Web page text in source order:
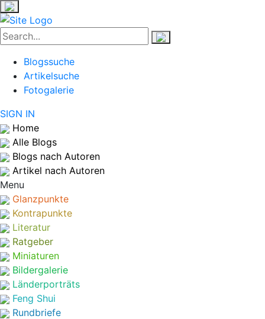
Blogssuche
Artikelsuche
Fotogalerie
SIGN IN
Home
Alle Blogs
Blogs nach Autoren
Artikel nach Autoren
Menu
Glanzpunkte
Kontrapunkte
Literatur
Ratgeber
Miniaturen
Bildergalerie
Länderporträts
Feng Shui
Rundbriefe